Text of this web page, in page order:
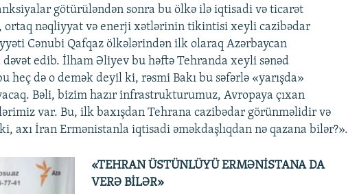
götürüləndən sonra bu ölkə ilə iqtisadi və ticarət
ortaq nəqliyyat və enerji xətlərinin tikintisi xeyli cazibədar
Cənubi Qafqaz ölkələrindən ilk olaraq Azərbaycan
edib. İlham Əliyev bu həftə Tehranda xeyli sənəd
heç də o demək deyil ki, rəsmi Bakı bu səfərlə «yarışda»
Bəli, bizim hazır infrastrukturumuz, Avropaya çıxan
var. Bu, ilk baxışdan Tehrana cazibədar görünməlidir və
axı İran Ermənistanla iqtisadi əməkdaşlıqdan nə qazana bilər?».
«TEHRAN ÜSTÜNLÜYÜ ERMƏNİSTANA DA
VERƏ BİLƏR»